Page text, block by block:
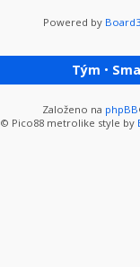
Powered by
Tým •
Založeno na phpBB
© Pico88 metrolike style by